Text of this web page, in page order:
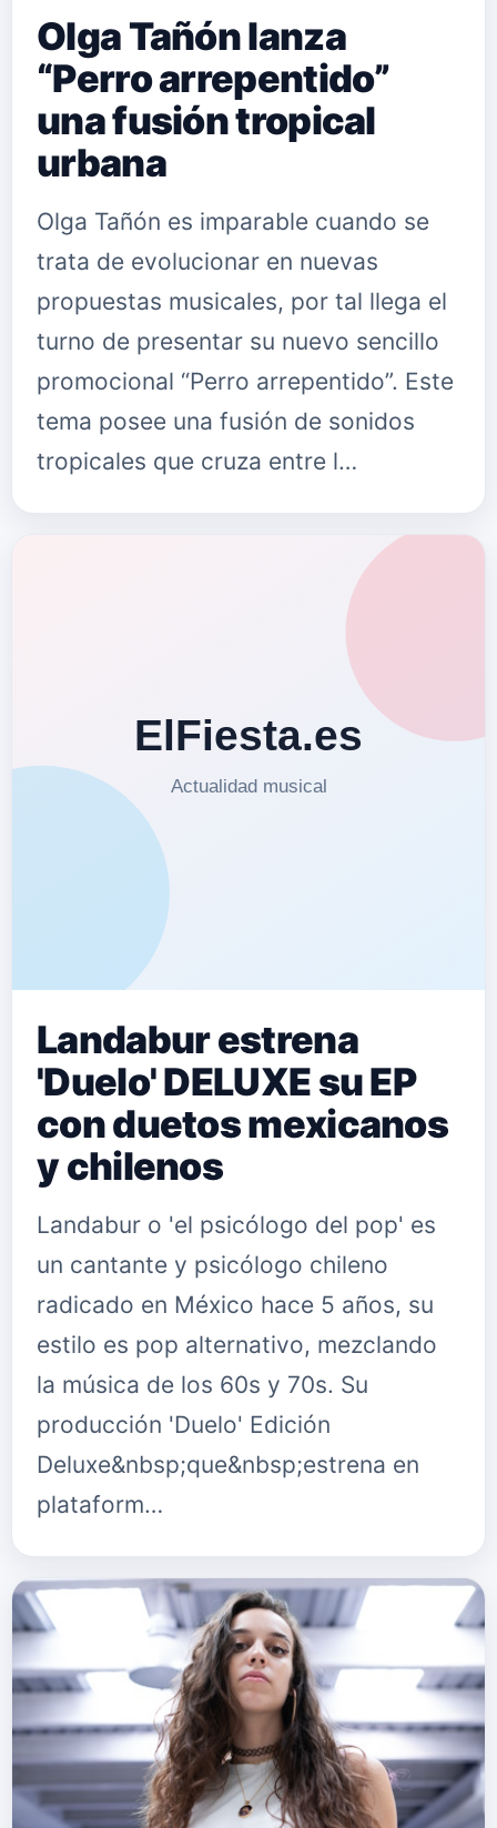
Olga Tañón lanza
“Perro arrepentido”
una fusión tropical
urbana
Olga Tañón es imparable cuando se
trata de evolucionar en nuevas
propuestas musicales, por tal llega el
turno de presentar su nuevo sencillo
promocional “Perro arrepentido”. Este
tema posee una fusión de sonidos
tropicales que cruza entre l…
Landabur estrena
'Duelo' DELUXE su EP
con duetos mexicanos
y chilenos
Landabur o 'el psicólogo del pop' es
un cantante y psicólogo chileno
radicado en México hace 5 años, su
estilo es pop alternativo, mezclando
la música de los 60s y 70s. Su
producción 'Duelo' Edición
Deluxe&nbsp;que&nbsp;estrena en
plataform…